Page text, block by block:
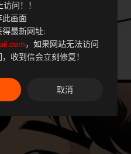
问！！
此画面
最新网址:
，如果网站无法访问
收到信会立刻修复！
取消